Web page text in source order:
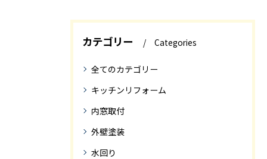
カテゴリー Categories
全てのカテゴリー
キッチンリフォーム
内窓取付
外壁塗装
水回り